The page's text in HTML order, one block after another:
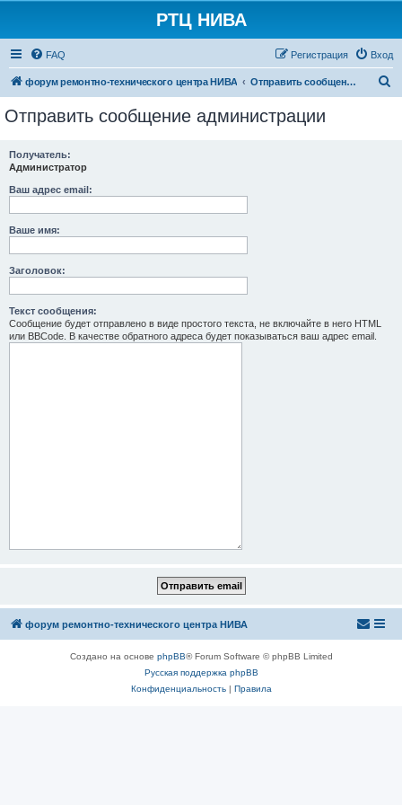
РТЦ НИВА
FAQ Вход
Регистрация
форум ремонтно-технического центра НИВА Отправить сообщение администрации
Отправить сообщение администрации
Получатель:
Администратор
Ваш адрес email:
Ваше имя:
Заголовок:
Текст сообщения:
Сообщение будет отправлено в виде простого текста, не включайте в него HTML
или BBCode. В качестве обратного адреса будет показываться ваш адрес email.
форум ремонтно-технического центра НИВА
Создано на основе phpBB® Forum Software © phpBB Limited
Русская поддержка phpBB
Конфиденциальность| Правила